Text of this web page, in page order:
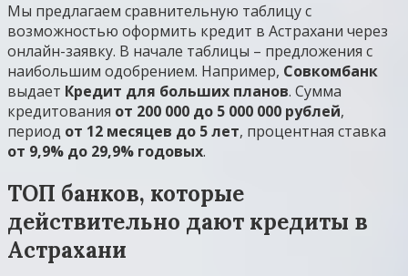
Мы предлагаем сравнительную таблицу с
возможностью оформить кредит в Астрахани через
онлайн-заявку. В начале таблицы – предложения с
наибольшим одобрением. Например, Совкомбанк
выдает Кредит для больших планов. Сумма
кредитования от 200 000 до 5 000 000 рублей,
период от 12 месяцев до 5 лет, процентная ставка
от 9,9% до 29,9% годовых.
ТОП банков, которые
действительно дают кредиты в
Астрахани